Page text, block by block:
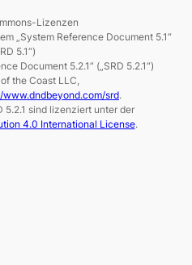
Lizenzen
„System Reference Document 5.1“
5.1“)
Document 5.2.1“ („SRD 5.2.1“)
the Coast LLC,
www.dndbeyond.com/srd.
5.2.1 sind lizenziert unter der
4.0 International License.